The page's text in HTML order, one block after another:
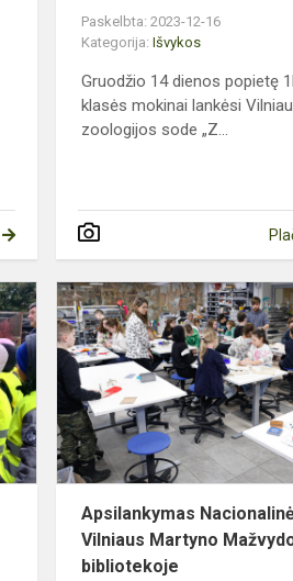
Paskelbta: 2023-12-16
Kategorija:Išvykos
Gruodžio 14 dienos popietę
klasės mokinai lankėsi
zoologijos sode „Z...
Išvyka
į
Pelėdų
parką
Apsilankymas
Vilniaus Martyno
bibliotekoje